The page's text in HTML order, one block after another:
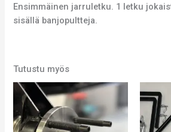
Ensimmäinen jarruletku. 1 letku
sisällä banjopultteja.
Tutustu myös